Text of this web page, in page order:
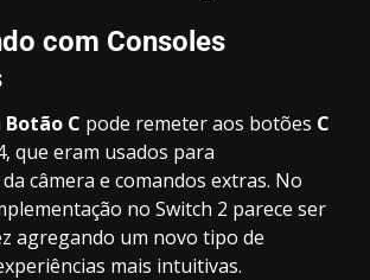
com Consoles
Botão C pode remeter aos botões C
que eram usados para
câmera e comandos extras. No
no Switch 2 parece ser
agregando um novo tipo de
mais intuitivas.